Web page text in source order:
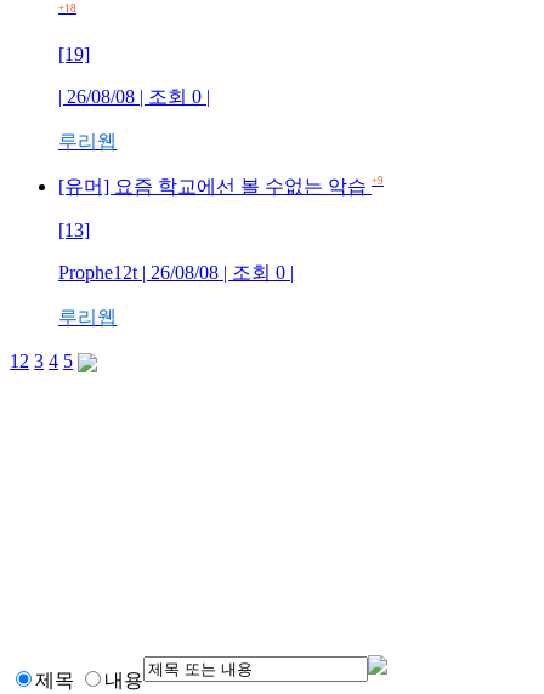
+18
[19]
| 26/08/08 | 조회 0 |
루리웹
[유머] 요즘 학교에선 볼 수없는 악습 +9
[13]
Prophe12t | 26/08/08 | 조회 0 |
루리웹
1 2 3 4 5
제목 내용